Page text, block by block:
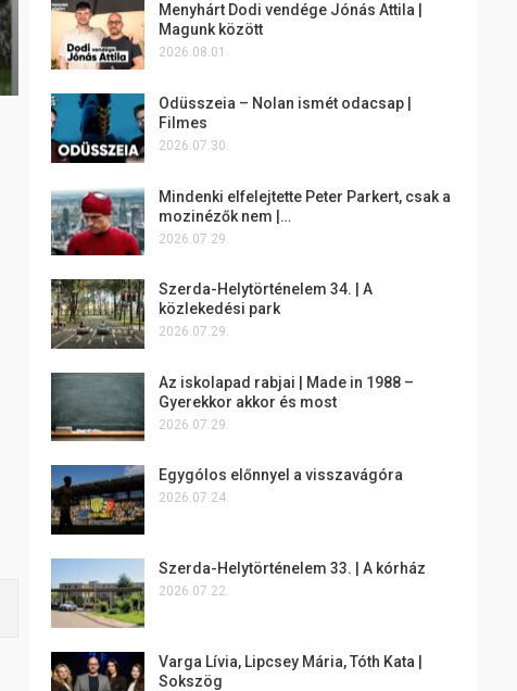
Menyhárt Dodi vendége Jónás Attila |
Magunk között
2026.08.01.
Odüsszeia – Nolan ismét odacsap |
Filmes
2026.07.30.
Mindenki elfelejtette Peter Parkert, csak a
mozinézők nem |…
2026.07.29.
Szerda-Helytörténelem 34. | A
közlekedési park
2026.07.29.
Az iskolapad rabjai | Made in 1988 –
Gyerekkor akkor és most
2026.07.29.
Egygólos előnnyel a visszavágóra
2026.07.24.
Szerda-Helytörténelem 33. | A kórház
2026.07.22.
Varga Lívia, Lipcsey Mária, Tóth Kata |
Sokszög